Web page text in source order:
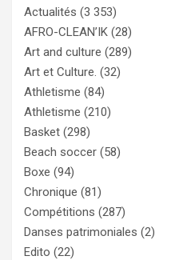
Actualités (3 353)
AFRO-CLEAN’IK (28)
Art and culture (289)
Art et Culture. (32)
Athletisme (84)
Athletisme (210)
Basket (298)
Beach soccer (58)
Boxe (94)
Chronique (81)
Compétitions (287)
Danses patrimoniales (2)
Edito (22)